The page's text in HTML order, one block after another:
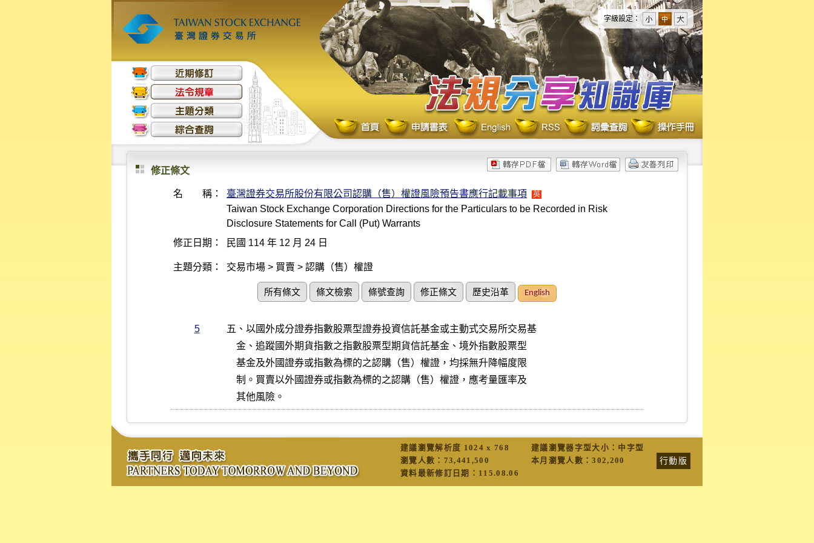
字級設定：
修正條文
名 稱： 臺灣證券交易所股份有限公司認購（售）權證風險預告書應行記載事項 英
Taiwan Stock Exchange Corporation Directions for the Particulars to be Recorded in Risk
Disclosure Statements for Call (Put) Warrants
修正日期：
民國 114 年 12 月 24 日
主題分類： 交易市場 > 買賣 > 認購（售）權證
所有條文 條文檢索 條號查詢 修正條文 歷史沿革 English
5
五、以國外成分證券指數股票型證券投資信託基金或主動式交易所交易基
    其他風險。
建議瀏覽解析度 1024 x 768 建議瀏覽器字型大小：中字型
行動版
瀏覽人數： 73,441,500 本月瀏覽人數：302,200
資料最新修訂日期： 115.08.06